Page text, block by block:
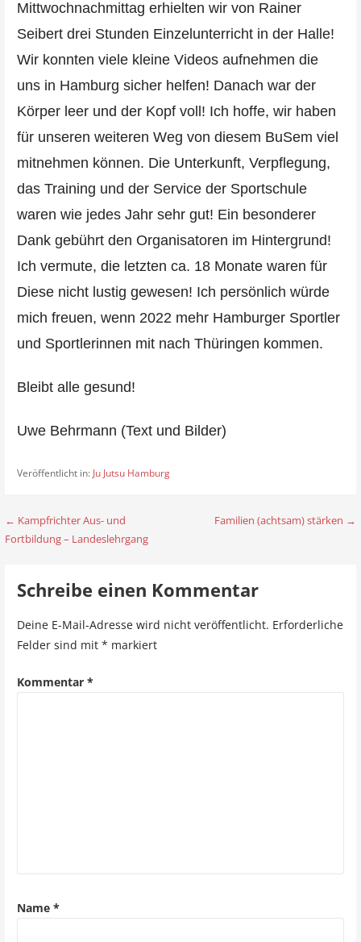
Mittwochnachmittag erhielten wir von Rainer
Seibert drei Stunden Einzelunterricht in der Halle!
Wir konnten viele kleine Videos aufnehmen die
uns in Hamburg sicher helfen! Danach war der
Körper leer und der Kopf voll! Ich hoffe, wir haben
für unseren weiteren Weg von diesem BuSem viel
mitnehmen können. Die Unterkunft, Verpflegung,
das Training und der Service der Sportschule
waren wie jedes Jahr sehr gut! Ein besonderer
Dank gebührt den Organisatoren im Hintergrund!
Ich vermute, die letzten ca. 18 Monate waren für
Diese nicht lustig gewesen! Ich persönlich würde
mich freuen, wenn 2022 mehr Hamburger Sportler
und Sportlerinnen mit nach Thüringen kommen.
Bleibt alle gesund!
Uwe Behrmann (Text und Bilder)
Veröffentlicht in: Ju Jutsu Hamburg
B
a
a
← Kampfrichter Aus- und
Fortbildung – Landeslehrgang
Familien (achtsam) stärken →
Schreibe einen Kommentar
Deine E-Mail-Adresse wird nicht veröffentlicht. Erforderliche
Felder sind mit * markiert
Kommentar *
Name *